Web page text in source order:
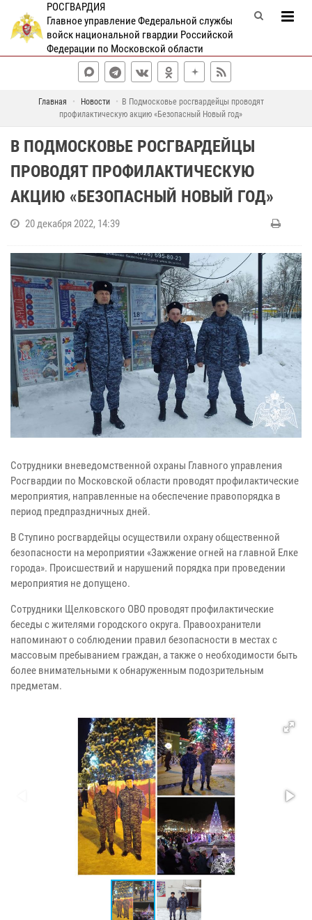
РОСГВАРДИЯ
Главное управление Федеральной службы
войск национальной гвардии Российской
Федерации по Московской области
Главная Новости
В Подмосковье росгвардейцы проводят
профилактическую акцию «Безопасный Новый год»
В ПОДМОСКОВЬЕ РОСГВАРДЕЙЦЫ
ПРОВОДЯТ ПРОФИЛАКТИЧЕСКУЮ
АКЦИЮ «БЕЗОПАСНЫЙ НОВЫЙ ГОД»
20 декабря 2022, 14:39
Сотрудники вневедомственной охраны Главного управления
Росгвардии по Московской области проводят профилактические
мероприятия, направленные на обеспечение правопорядка в
период предпраздничных дней.
В Ступино росгвардейцы осуществили охрану общественной
безопасности на мероприятии «Зажжение огней на главной Елке
города». Происшествий и нарушений порядка при проведении
мероприятия не допущено.
Сотрудники Щелковского ОВО проводят профилактические
беседы с жителями городского округа. Правоохранители
напоминают о соблюдении правил безопасности в местах с
массовым пребыванием граждан, а также о необходимости быть
более внимательными к обнаруженным подозрительным
предметам.